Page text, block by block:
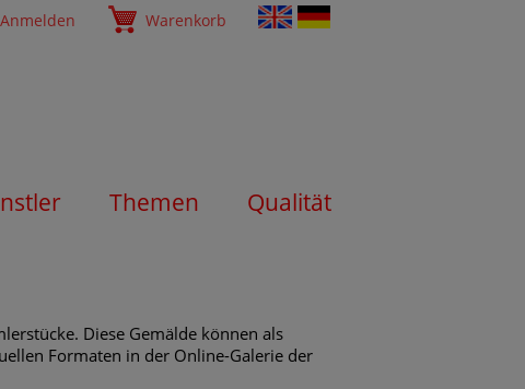
Anmelden Warenkorb
Themen Qualität
Diese Gemälde können als
Formaten in der Online-Galerie der